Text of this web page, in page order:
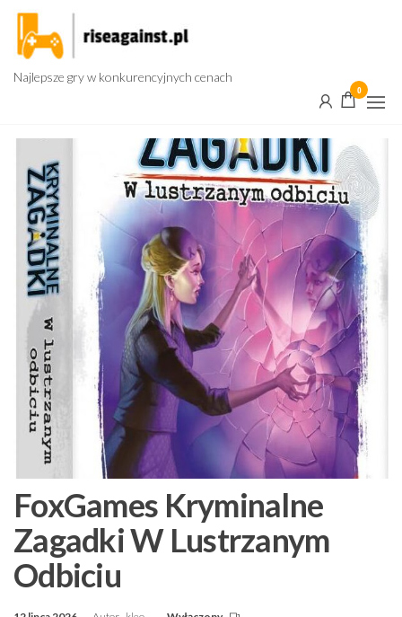
Przejdź
treści
Najlepsze gry w konkurencyjnych cenach
0
FoxGames Kryminalne
Zagadki W Lustrzanym
Odbiciu